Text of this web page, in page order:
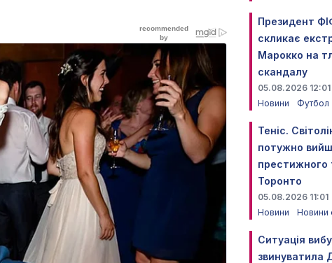
Президент
скликає
Марокко на
скандалу
05.08.2026 12:01
Новини
Футбол
Теніс.
потужно
престижного
Торонто
05.08.2026 11:01
Новини
Новини
Ситуація
звинуватила